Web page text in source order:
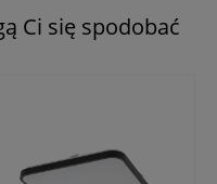
Ci się spodobać